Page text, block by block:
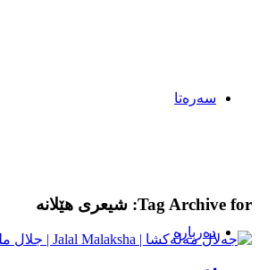
سەرەتا
دەربارە
Tag Archive for: شیعری هێلانه